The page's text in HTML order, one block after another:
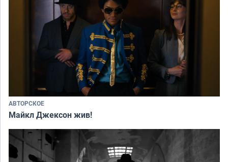
АВТОРСКОЕ
Майкл Джексон жив!